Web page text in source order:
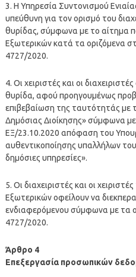
3. Η Υπηρεσία Συντονισμού
υπεύθυνη για τον ορισμό του
θυρίδας, σύμφωνα με το αίτημα
Εξωτερικών κατά τα οριζόμενα
4727/2020.
4. Οι χειριστές και οι
θυρίδα, αφού προηγουμένως
επιβεβαίωση της ταυτότητάς με
Δημόσιας Διοίκησης» σύμφωνα
ΕΞ/23.10.2020 απόφαση του
αυθεντικοποίησης υπαλλήλων
δημόσιες υπηρεσίες».
5. Οι διαχειριστές και οι
Εξωτερικών οφείλουν να
ενδιαφερόμενου σύμφωνα με τα
4727/2020.
Άρθρο 4
Επεξεργασία προσωπικών